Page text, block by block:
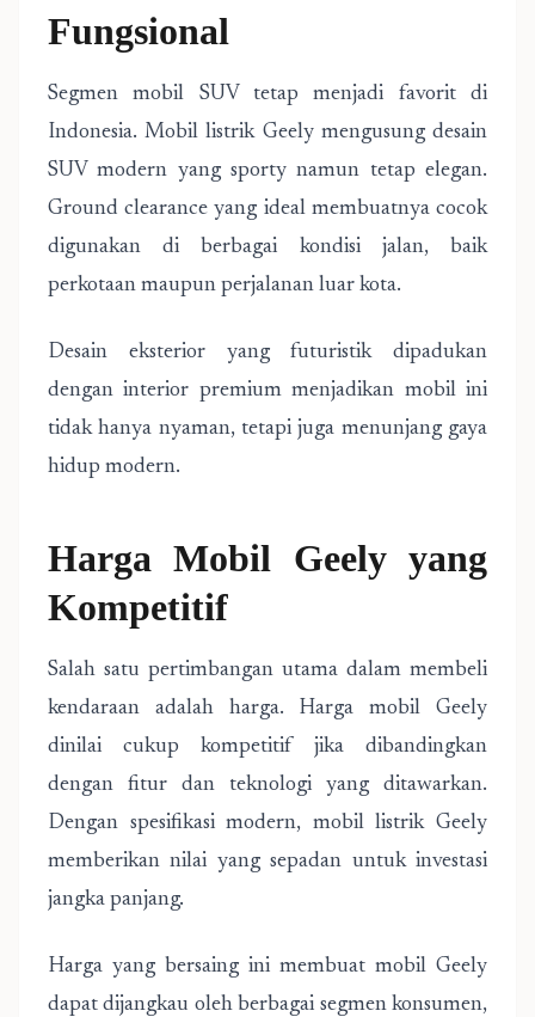
Fungsional
Segmen mobil SUV tetap menjadi favorit di
Indonesia. Mobil listrik Geely mengusung desain
SUV modern yang sporty namun tetap elegan.
Ground clearance yang ideal membuatnya cocok
digunakan di berbagai kondisi jalan, baik
perkotaan maupun perjalanan luar kota.
Desain eksterior yang futuristik dipadukan
dengan interior premium menjadikan mobil ini
tidak hanya nyaman, tetapi juga menunjang gaya
hidup modern.
Harga Mobil Geely yang
Kompetitif
Salah satu pertimbangan utama dalam membeli
kendaraan adalah harga. Harga mobil Geely
dinilai cukup kompetitif jika dibandingkan
dengan fitur dan teknologi yang ditawarkan.
Dengan spesifikasi modern, mobil listrik Geely
memberikan nilai yang sepadan untuk investasi
jangka panjang.
Harga yang bersaing ini membuat mobil Geely
dapat dijangkau oleh berbagai segmen konsumen,